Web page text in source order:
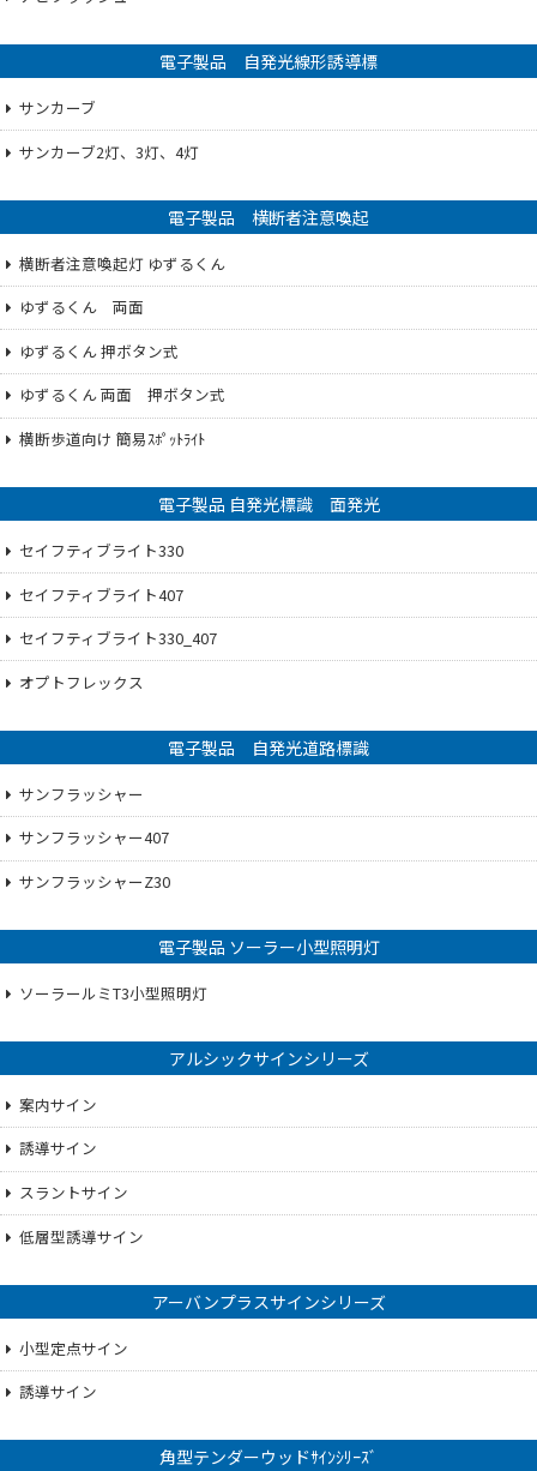
電子製品 自発光線形誘導標
サンカーブ
サンカーブ2灯、3灯、4灯
電子製品 横断者注意喚起
横断者注意喚起灯 ゆずるくん
ゆずるくん 両面
ゆずるくん 押ボタン式
ゆずるくん 両面 押ボタン式
横断歩道向け 簡易ｽﾎﾟｯﾄﾗｲﾄ
電子製品 自発光標識 面発光
セイフティブライト330
セイフティブライト407
セイフティブライト330_407
オプトフレックス
電子製品 自発光道路標識
サンフラッシャー
サンフラッシャー407
サンフラッシャーZ30
電子製品 ソーラー小型照明灯
ソーラールミT3小型照明灯
アルシックサインシリーズ
案内サイン
誘導サイン
スラントサイン
低層型誘導サイン
アーバンプラスサインシリーズ
小型定点サイン
誘導サイン
角型テンダーウッドｻｲﾝｼﾘｰｽﾞ